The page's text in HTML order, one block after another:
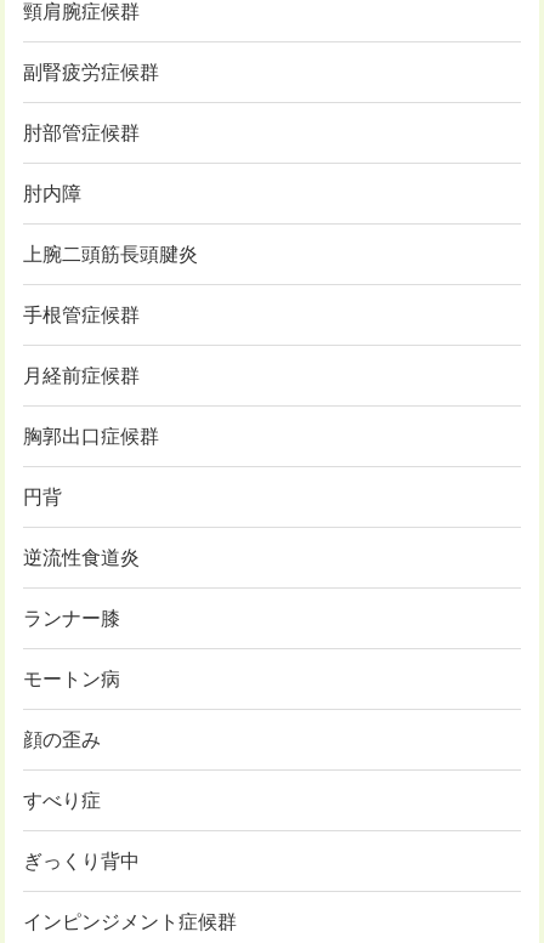
頸肩腕症候群
副腎疲労症候群
肘部管症候群
肘内障
上腕二頭筋長頭腱炎
手根管症候群
月経前症候群
胸郭出口症候群
円背
逆流性食道炎
ランナー膝
モートン病
顔の歪み
すべり症
ぎっくり背中
インピンジメント症候群